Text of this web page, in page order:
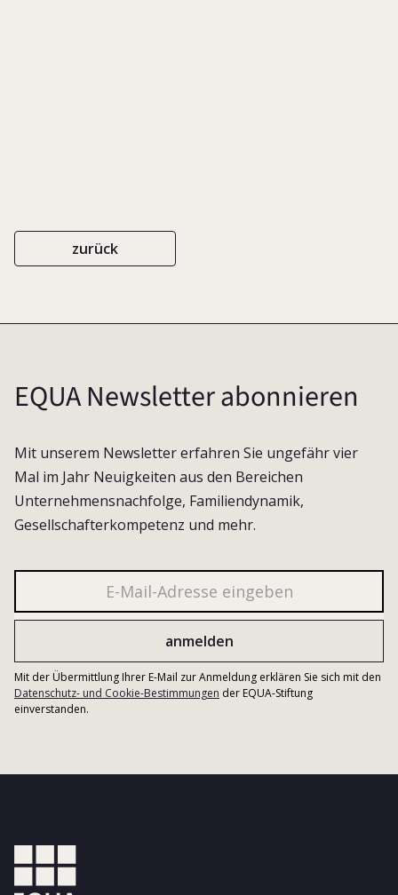
zurück
EQUA Newsletter abonnieren
Mit unserem Newsletter erfahren Sie ungefähr vier
Mal im Jahr Neuigkeiten aus den Bereichen
Unternehmensnachfolge, Familiendynamik,
Gesellschafterkompetenz und mehr.
Mit der Übermittlung Ihrer E-Mail zur Anmeldung erklären Sie sich mit den
Datenschutz- und Cookie-Bestimmungen der EQUA-Stiftung
einverstanden.